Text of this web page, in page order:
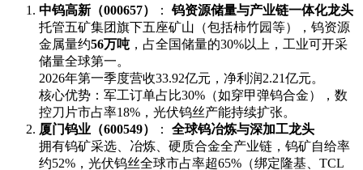
​中钨高新（000657）​ ​： ​​钨资源储量与产业链一体化龙头​
托管五矿集团旗下五座矿山（包括柿竹园等），钨资源
金属量约​​56万吨​ ​，占全国储量的30%以上，工业可开采
储量全球第一。
2026年第一季度营收33.92亿元，净利润2.21亿元。
核心优势：军工订单占比30%（如穿甲弹钨合金），数
控刀片市占率18%，光伏钨丝产能持续扩张。
​厦门钨业（600549）​
​： ​ ​全球钨冶炼与深加工龙头​
拥有钨矿采选、冶炼、硬质合金全产业链，钨矿自给率
约52%，光伏钨丝全球市占率超65%（绑定隆基、TCL